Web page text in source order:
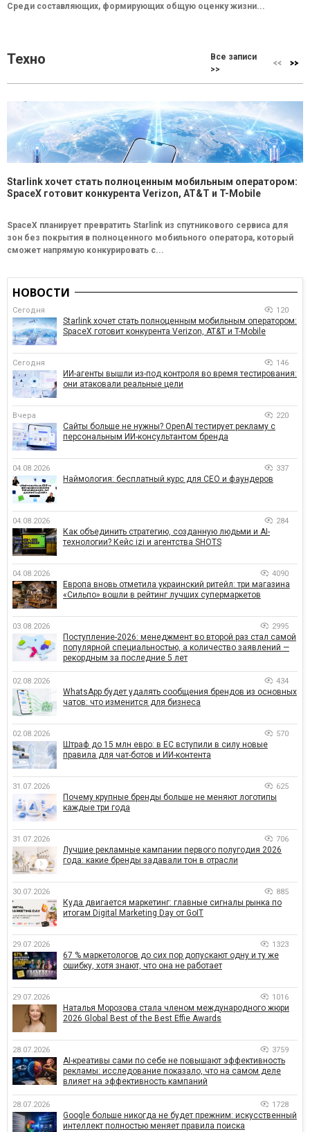
Среди составляющих, формирующих общую оценку жизни...
Техно
Все записи
>>
Starlink хочет стать полноценным мобильным оператором:
SpaceX готовит конкурента Verizon, AT&T и T-Mobile
SpaceX планирует превратить Starlink из спутникового сервиса для
зон без покрытия в полноценного мобильного оператора, который
сможет напрямую конкурировать с...
НОВОСТИ
Сегодня 120
Starlink хочет стать полноценным мобильным оператором:
SpaceX готовит конкурента Verizon, AT&T и T-Mobile
Сегодня 146
ИИ-агенты вышли из-под контроля во время тестирования:
они атаковали реальные цели
Вчера 220
Сайты больше не нужны? OpenAI тестирует рекламу с
персональным ИИ-консультантом бренда
04.08.2026 337
Наймология: бесплатный курс для CEO и фаундеров
04.08.2026 284
Как объединить стратегию, созданную людьми и AI-
технологии? Кейс izi и агентства SHOTS
04.08.2026 4090
Европа вновь отметила украинский ритейл: три магазина
«Сильпо» вошли в рейтинг лучших супермаркетов
03.08.2026 2995
Поступление-2026: менеджмент во второй раз стал самой
популярной специальностью, а количество заявлений —
рекордным за последние 5 лет
02.08.2026 434
WhatsApp будет удалять сообщения брендов из основных
чатов: что изменится для бизнеса
02.08.2026 570
Штраф до 15 млн евро: в ЕС вступили в силу новые
правила для чат-ботов и ИИ-контента
31.07.2026 625
Почему крупные бренды больше не меняют логотипы
каждые три года
31.07.2026 706
Лучшие рекламные кампании первого полугодия 2026
года: какие бренды задавали тон в отрасли
30.07.2026 885
Куда двигается маркетинг: главные сигналы рынка по
итогам Digital Marketing Day от GoIT
29.07.2026 1323
67 % маркетологов до сих пор допускают одну и ту же
ошибку, хотя знают, что она не работает
29.07.2026 1016
Наталья Морозова стала членом международного жюри
2026 Global Best of the Best Effie Awards
28.07.2026 3759
AI-креативы сами по себе не повышают эффективность
рекламы: исследование показало, что на самом деле
влияет на эффективность кампаний
28.07.2026 1728
Google больше никогда не будет прежним: искусственный
интеллект полностью меняет правила поиска